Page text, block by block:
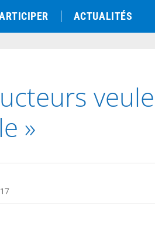
ACTUALITÉS
»